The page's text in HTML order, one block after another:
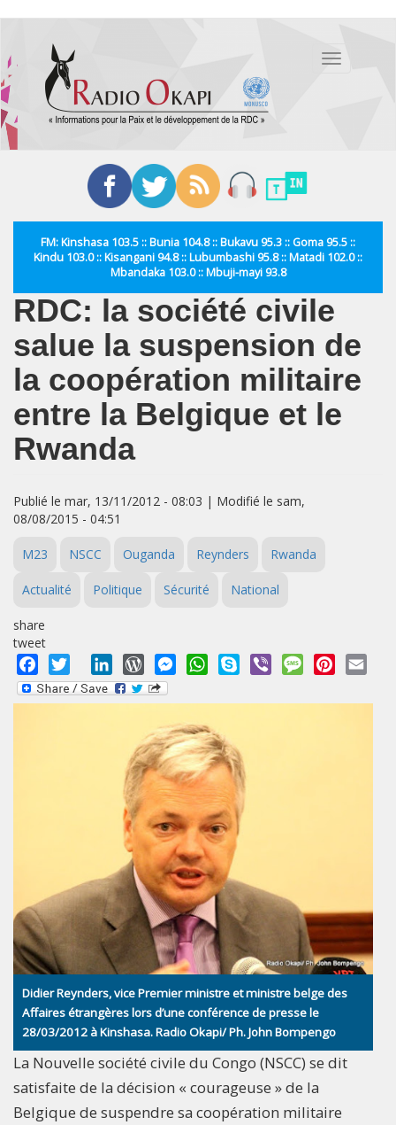
contenu
principal
Toggle
FM: Kinshasa 103.5 :: Bunia 104.8 :: Bukavu 95.3 :: Goma 95.5 ::
Kindu 103.0 :: Kisangani 94.8 :: Lubumbashi 95.8 :: Matadi 102.0 ::
Mbandaka 103.0 :: Mbuji-mayi 93.8
RDC: la société civile
salue la suspension de
la coopération militaire
entre la Belgique et le
Rwanda
Publié le mar, 13/11/2012 - 08:03 | Modifié le sam,
08/08/2015 - 04:51
M23 NSCC Ouganda Reynders Rwanda
Actualité Politique Sécurité National
share
tweet
Facebook
Twitter LinkedInWordPressMessengerWhatsApp
Skype Viber MessagePinterest
Didier Reynders, vice Premier ministre et ministre belge des
Affaires étrangères lors d’une conférence de presse le
28/03/2012 à Kinshasa. Radio Okapi/ Ph. John Bompengo
La Nouvelle société civile du Congo (NSCC) se dit
satisfaite de la décision « courageuse » de la
Belgique de suspendre sa coopération militaire